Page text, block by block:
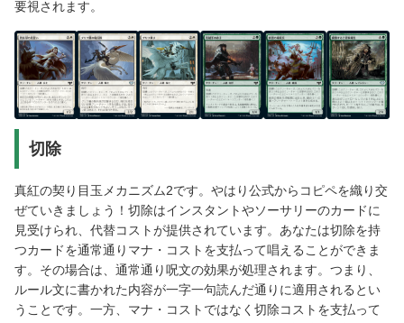
要視されます。
切除
真紅の契り目玉メカニズム2です。やはり公式からコピペを織り交
ぜていきましょう！切除はインスタントやソーサリーのカードに
見受けられ、代替コストが提供されています。あなたは切除を持
つカードを通常通りマナ・コストを支払って唱えることができま
す。その場合は、通常通り呪文の効果が処理されます。つまり、
ルール文に書かれた内容が一字一句読んだ通りに適用されるとい
うことです。一方、マナ・コストではなく切除コストを支払って